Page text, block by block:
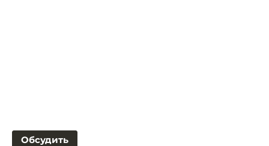
Обсудить